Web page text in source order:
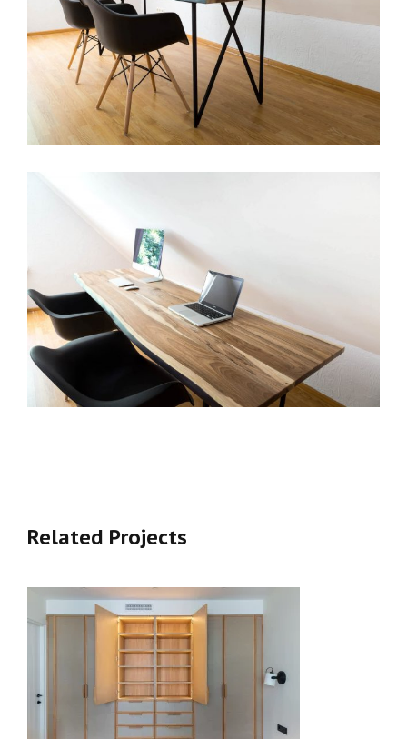
Related Projects
ШКАФ НА ЗАКАЗ С ФАСАДАМИ ПОД
ТКАНЬ